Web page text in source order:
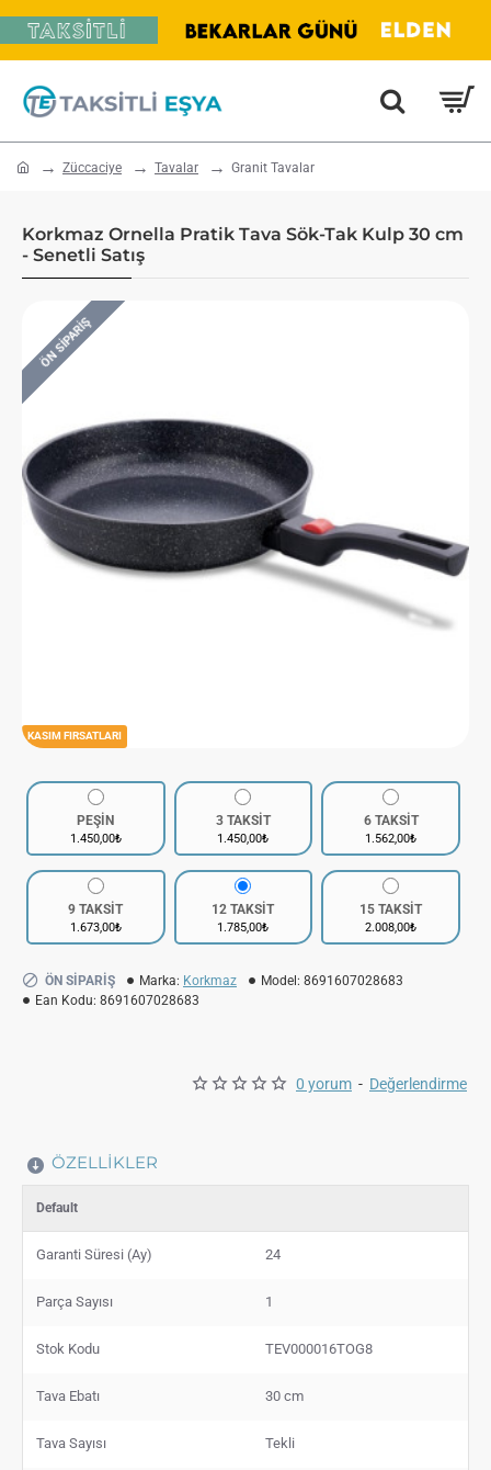
home Züccaciye Tavalar Granit Tavalar
Korkmaz Ornella Pratik Tava Sök-Tak Kulp 30 cm
- Senetli Satış
KASIM FIRSATLARI
ÖN SIPARIŞ
0 yorum - Değerlendirme
PEŞİN
1.450,00₺
3 TAKSİT
1.450,00₺
6 TAKSİT
1.562,00₺
9 TAKSİT
1.673,00₺
12 TAKSİT
1.785,00₺
15 TAKSİT
2.008,00₺
ÖN SIPARIŞ Marka: Korkmaz Model: 8691607028683
Ean Kodu: 8691607028683
ÖZELLIKLER
Default
Garanti Süresi (Ay) 24
Parça Sayısı 1
Stok Kodu TEV000016TOG8
Tava Ebatı 30 cm
Tava Sayısı Tekli